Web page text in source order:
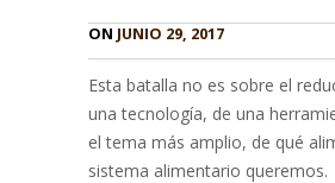
ON JUNIO 29, 2017
Esta batalla no es sobre el
una tecnología, de una
el tema más amplio, de qué
sistema alimentario queremos.